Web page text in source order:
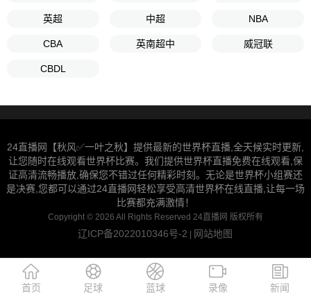
英超 中超 NBA
CBA 英南超中 威冠联
CBDL
24直播网【秋风✅一叶之秋】提供最新的世界杯直播,全天候实时更新,
让您随时在线观看世界杯比赛。我们提供世界杯直播免费在线观看,保
证高清流畅播放,确保您不错过任何精彩时刻。无论是世界杯小组赛还
是决赛,您都可以通过24直播网轻松享受高清世界杯在线直播,让每一场
比赛都充满激情！
Copyright © 2026 All Rights Reserved 24直播网 版权所有
辽ICP备2022010346号-2 | 网站地图
首页 足球 蓝球 录像 新闻